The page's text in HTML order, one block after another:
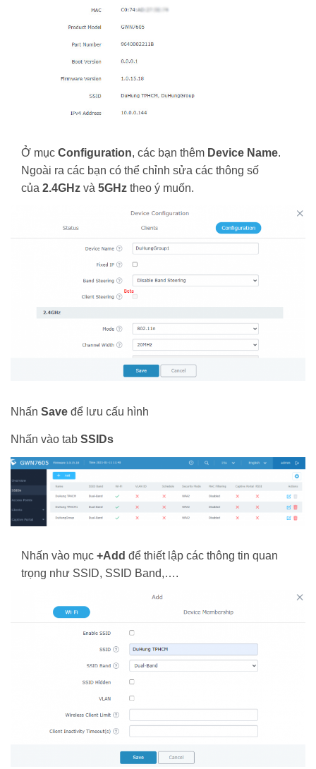
Ở mục Configuration, các bạn thêm Device Name.
Ngoài ra các bạn có thể chỉnh sửa các thông số
của 2.4GHz và 5GHz theo ý muốn.
Nhấn Save để lưu cấu hình
Nhấn vào tab SSIDs
Nhấn vào mục +Add để thiết lập các thông tin quan
trọng như SSID, SSID Band,….